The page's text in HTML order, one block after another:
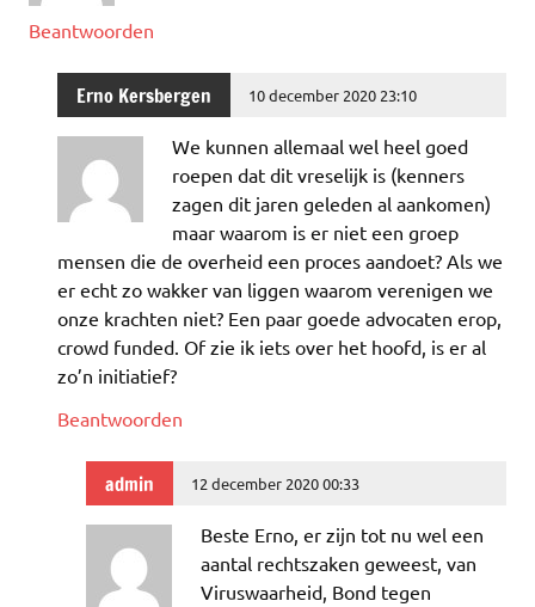
Beantwoorden
Erno Kersbergen 10 december 2020 23:10
We kunnen allemaal wel heel goed
roepen dat dit vreselijk is (kenners
zagen dit jaren geleden al aankomen)
maar waarom is er niet een groep
mensen die de overheid een proces aandoet? Als we
er echt zo wakker van liggen waarom verenigen we
onze krachten niet? Een paar goede advocaten erop,
crowd funded. Of zie ik iets over het hoofd, is er al
zo’n initiatief?
Beantwoorden
admin 12 december 2020 00:33
Beste Erno, er zijn tot nu wel een
aantal rechtszaken geweest, van
Viruswaarheid, Bond tegen